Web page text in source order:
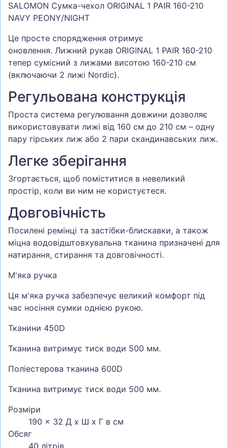
SALOMON Сумка-чехол ORIGINAL 1 PAIR 160-210
NAVY PEONY/NIGHT
Це просте спорядження отримує
оновлення. Лижний рукав ORIGINAL 1 PAIR 160-210
тепер сумісний з лижами висотою 160-210 см
(включаючи 2 лижі Nordic).
Регульована конструкція
Проста система регулювання довжини дозволяє
використовувати лижі від 160 см до 210 см – одну
пару гірських лиж або 2 пари скандинавських лиж.
Легке зберігання
Згортається, щоб поміститися в невеликий
простір, коли ви ним не користуєтеся.
Довговічність
Посилені ремінці та застібки-блискавки, а також
міцна водовідштовхувальна тканина призначені для
натирання, стирання та довговічності.
М'яка ручка
Ця м'яка ручка забезпечує великий комфорт під
час носіння сумки однією рукою.
Тканини 450D
Тканина витримує тиск води 500 мм.
Поліестерова тканина 600D
Тканина витримує тиск води 500 мм.
Розміри
190 x 32 Д x Ш x Г в см
Обсяг
40 літрів